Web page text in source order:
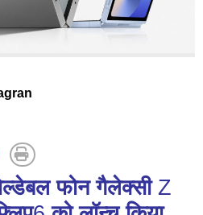
फोन गैलेक्‍सीZ